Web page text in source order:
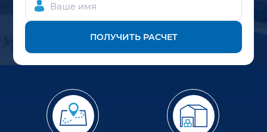
Ваше имя
ПОЛУЧИТЬ РАСЧЕТ